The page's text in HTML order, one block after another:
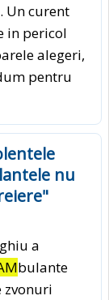
Un curent
in pericol
alegeri,
pentru
nu
a
bulante
zvonuri